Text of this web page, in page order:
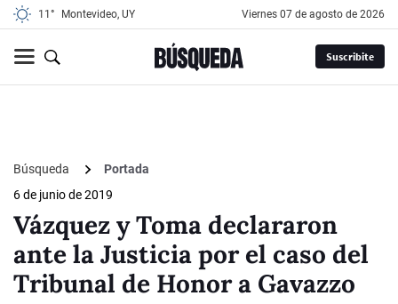
11° Montevideo, UY viernes 07 de agosto de 2026
Suscribite
Búsqueda
Portada
6 de junio de 2019
Vázquez y Toma declararon
ante la Justicia por el caso del
Tribunal de Honor a Gavazzo